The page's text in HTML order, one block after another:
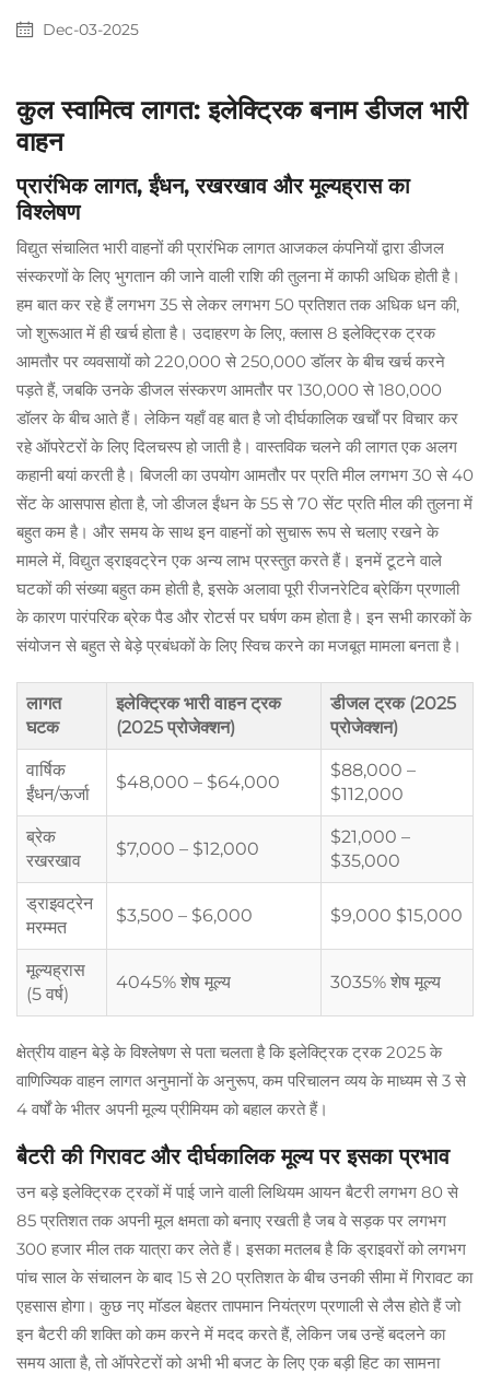
Dec-03-2025
कुल स्वामित्व लागत: इलेक्ट्रिक बनाम डीजल भारी
वाहन
प्रारंभिक लागत, ईंधन, रखरखाव और मूल्यह्रास का
विश्लेषण
विद्युत संचालित भारी वाहनों की प्रारंभिक लागत आजकल कंपनियों द्वारा डीजल
संस्करणों के लिए भुगतान की जाने वाली राशि की तुलना में काफी अधिक होती है।
हम बात कर रहे हैं लगभग 35 से लेकर लगभग 50 प्रतिशत तक अधिक धन की,
जो शुरूआत में ही खर्च होता है। उदाहरण के लिए, क्लास 8 इलेक्ट्रिक ट्रक
आमतौर पर व्यवसायों को 220,000 से 250,000 डॉलर के बीच खर्च करने
पड़ते हैं, जबकि उनके डीजल संस्करण आमतौर पर 130,000 से 180,000
डॉलर के बीच आते हैं। लेकिन यहाँ वह बात है जो दीर्घकालिक खर्चों पर विचार कर
रहे ऑपरेटरों के लिए दिलचस्प हो जाती है। वास्तविक चलने की लागत एक अलग
कहानी बयां करती है। बिजली का उपयोग आमतौर पर प्रति मील लगभग 30 से 40
सेंट के आसपास होता है, जो डीजल ईंधन के 55 से 70 सेंट प्रति मील की तुलना में
बहुत कम है। और समय के साथ इन वाहनों को सुचारू रूप से चलाए रखने के
मामले में, विद्युत ड्राइवट्रेन एक अन्य लाभ प्रस्तुत करते हैं। इनमें टूटने वाले
घटकों की संख्या बहुत कम होती है, इसके अलावा पूरी रीजनरेटिव ब्रेकिंग प्रणाली
के कारण पारंपरिक ब्रेक पैड और रोटर्स पर घर्षण कम होता है। इन सभी कारकों के
संयोजन से बहुत से बेड़े प्रबंधकों के लिए स्विच करने का मजबूत मामला बनता है।
लागत
घटक
इलेक्ट्रिक भारी वाहन ट्रक
(2025 प्रोजेक्शन)
डीजल ट्रक (2025
प्रोजेक्शन)
वार्षिक
ईंधन/ऊर्जा
$48,000 – $64,000
$88,000 –
$112,000
ब्रेक
रखरखाव
$7,000 – $12,000
$21,000 –
$35,000
ड्राइवट्रेन
मरम्मत
$3,500 – $6,000 $9,000 $15,000
मूल्यह्रास
(5 वर्ष)
4045% शेष मूल्य 3035% शेष मूल्य
क्षेत्रीय वाहन बेड़े के विश्लेषण से पता चलता है कि इलेक्ट्रिक ट्रक 2025 के
वाणिज्यिक वाहन लागत अनुमानों के अनुरूप, कम परिचालन व्यय के माध्यम से 3 से
4 वर्षों के भीतर अपनी मूल्य प्रीमियम को बहाल करते हैं।
बैटरी की गिरावट और दीर्घकालिक मूल्य पर इसका प्रभाव
उन बड़े इलेक्ट्रिक ट्रकों में पाई जाने वाली लिथियम आयन बैटरी लगभग 80 से
85 प्रतिशत तक अपनी मूल क्षमता को बनाए रखती है जब वे सड़क पर लगभग
300 हजार मील तक यात्रा कर लेते हैं। इसका मतलब है कि ड्राइवरों को लगभग
पांच साल के संचालन के बाद 15 से 20 प्रतिशत के बीच उनकी सीमा में गिरावट का
एहसास होगा। कुछ नए मॉडल बेहतर तापमान नियंत्रण प्रणाली से लैस होते हैं जो
इन बैटरी की शक्ति को कम करने में मदद करते हैं, लेकिन जब उन्हें बदलने का
समय आता है, तो ऑपरेटरों को अभी भी बजट के लिए एक बड़ी हिट का सामना